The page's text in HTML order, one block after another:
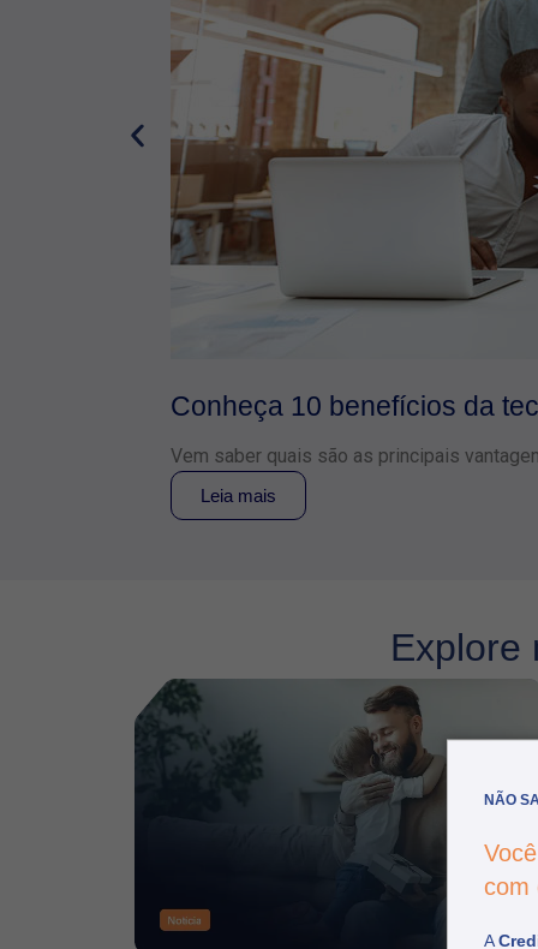
NÃO
com
A
Conheça 10 benefícios da
Vem saber quais são as principais
Leia mais
Explore